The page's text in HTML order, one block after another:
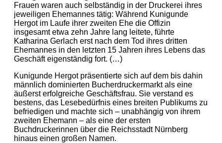
Frauen waren auch selbständig in der Druckerei ihres
jeweiligen Ehemannes tätig: Während Kunigunde
Hergot im Laufe ihrer zweiten Ehe die Offizin
insgesamt etwa zehn Jahre lang leitete, führte
Katharina Gerlach erst nach dem Tod ihres dritten
Ehemannes in den letzten 15 Jahren ihres Lebens das
Geschäft eigenständig fort. (…)
Kunigunde Hergot präsentierte sich auf dem bis dahin
männlich dominierten Bucherdruckermarkt als eine
äußerst erfolgreiche Geschäftsfrau. Sie verstand es
bestens, das Lesebedürfnis eines breiten Publikums zu
befriedigen und machte sich – unabhängig von ihrem
zweiten Ehemann – als eine der ersten
Buchdruckerinnen über die Reichsstadt Nürnberg
hinaus einen großen Namen.